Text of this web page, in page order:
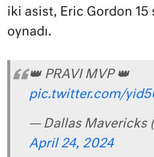
iki asist, Eric Gordon 15
oynadı.
👑 PRAVI MVP 👑
pic.twitter.com/
— Dallas Mavericks
April 24, 2024